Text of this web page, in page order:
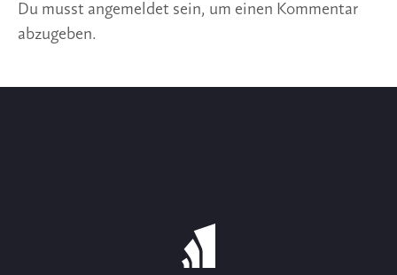
Du musst angemeldet sein, um einen Kommentar
abzugeben.